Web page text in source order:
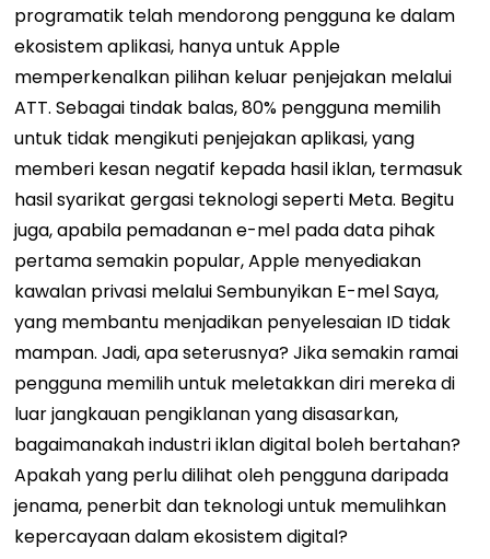
programatik telah mendorong pengguna ke dalam
ekosistem aplikasi, hanya untuk Apple
memperkenalkan pilihan keluar penjejakan melalui
ATT. Sebagai tindak balas,80% pengguna memilih
untuk tidak mengikuti penjejakan aplikasi, yang
memberi kesan negatif kepada hasil iklan, termasuk
hasil syarikat gergasi teknologi seperti Meta. Begitu
juga, apabila pemadanan e-mel pada data pihak
pertama semakin popular, Apple menyediakan
kawalan privasi melalui Sembunyikan E-mel Saya,
yang membantu menjadikan penyelesaian ID tidak
mampan. Jadi, apa seterusnya? Jika semakin ramai
pengguna memilih untuk meletakkan diri mereka di
luar jangkauan pengiklanan yang disasarkan,
bagaimanakah industri iklan digital boleh bertahan?
Apakah yang perlu dilihat oleh pengguna daripada
jenama, penerbit dan teknologi untuk memulihkan
kepercayaan dalam ekosistem digital?